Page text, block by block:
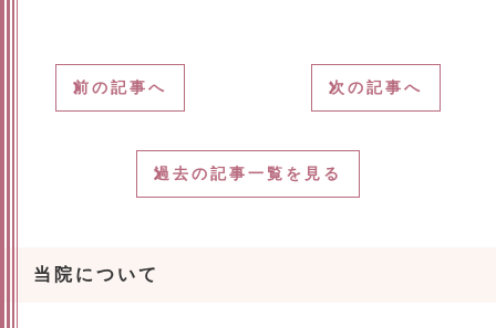
前の記事へ 次の記事へ
過去の記事一覧を見る
当院について